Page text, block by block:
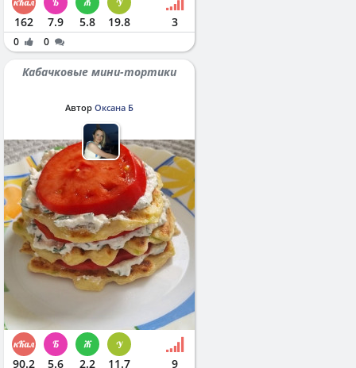
162 7.9 5.8 19.8 3
0 0
Кабачковые мини-тортики
Автор Оксана Б
90.2 5.6 2.2 11.7 9